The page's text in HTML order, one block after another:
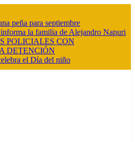
peña para septiembre
la familia de Alejandro Napuri
POLICIALES CON
DETENCIÓN
el Día del niño